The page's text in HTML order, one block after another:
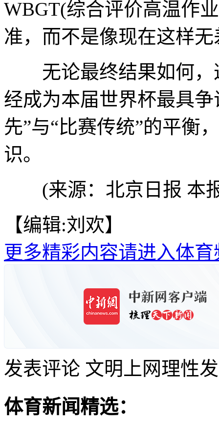
WBGT(综合评价高温作
准，而不是像现在这样
无论最终结果如何，
经成为本届世界杯最具
先”与“比赛传统”的平衡
识。
(来源：北京日报 本
【编辑:刘欢】
更多精彩内容请进入体育
发表评论 文明上网理性
体育新闻精选：